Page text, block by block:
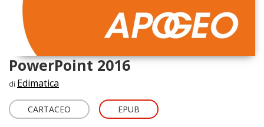
PowerPoint 2016
di Edimatica
CARTACEO EPUB